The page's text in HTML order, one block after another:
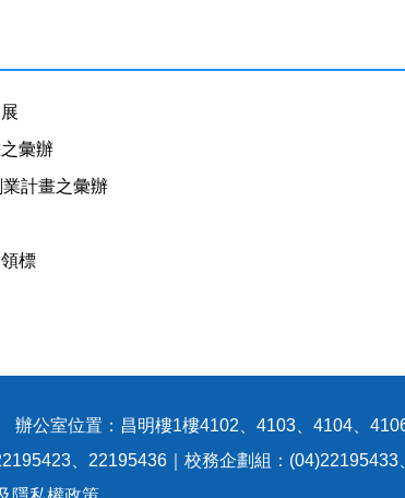
彙辦
計畫之彙辦
標
公室位置：昌明樓1樓4102、4103、4104、
、22195436｜校務企劃組：(04)22195433